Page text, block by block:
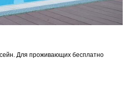
Для проживающих бесплатно